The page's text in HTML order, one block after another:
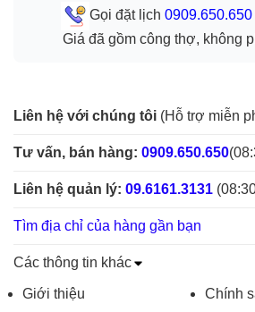
Gọi đặt lịch 0909.650.650
Giá đã gồm công thợ, không
Liên hệ với chúng tôi (Hỗ trợ miễn
Tư vấn, bán hàng: 0909.650.650
Liên hệ quản lý: 09.6161.3131
Tìm địa chỉ của hàng gần bạn
Các thông tin khác
Giới thiệu
Chính